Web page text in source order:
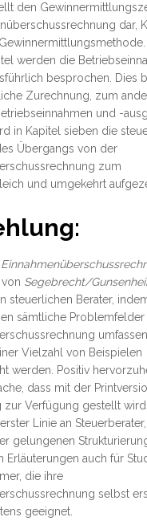
den
dar,
werden die
besprochen. Dies
Zurechnung, zum
und -
in Kapitel sieben die
Übergangs von der
zum
und umgekehrt
Segebrecht/
steuerlichen Berater,
sämtliche
Vielzahl von Beispielen
werden. Positiv
dass mit der
zur Verfügung gestellt
Linie an
gelungenen
Erläuterungen auch für
die ihre
selbst
geeignet.